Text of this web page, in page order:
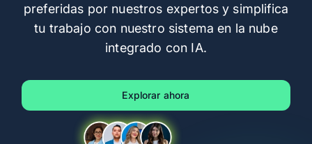
PARA CONTADORES
Alegra para Contadores
Crear cuenta
preferidas por nuestros expertos y simplifica
tu trabajo con nuestro sistema en la nube
integrado con IA.
Explorar ahora